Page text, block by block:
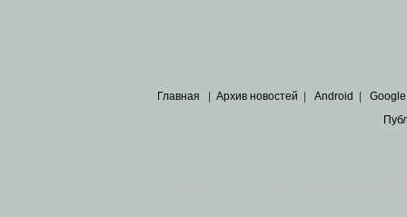
Главная | Архив новостей | Android | Google